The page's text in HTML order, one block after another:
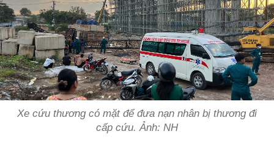
Xe cứu thương có mặt để đưa nạn nhân bị thương đi
cấp cứu. Ảnh: NH